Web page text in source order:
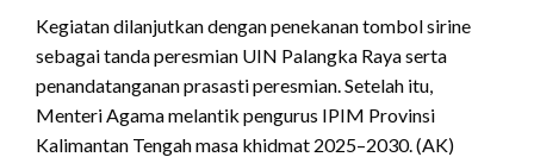
Kegiatan dilanjutkan dengan penekanan tombol sirine
sebagai tanda peresmian UIN Palangka Raya serta
penandatanganan prasasti peresmian. Setelah itu,
Menteri Agama melantik pengurus IPIM Provinsi
Kalimantan Tengah masa khidmat 2025–2030. (AK)